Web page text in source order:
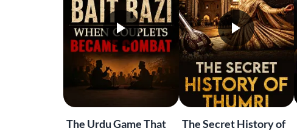
The Urdu Game That
The Secret History of